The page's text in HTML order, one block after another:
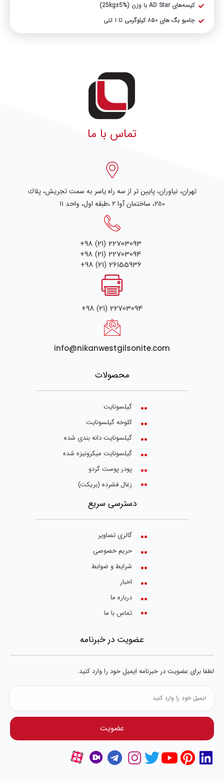
کیسه‌های AD Star با وزن (%5±25kg)
جامبو بگ های ۸۵۰ کیلوگرمی تا ۱ تنی
تماس با ما
تهران، نياوران، پایین تر از سه راه یاسر به سمت تجریش، پلاك
٢٥٠، ساختمان آوا ۲ ،طبقه اول، واحد ۱۱
+98 (21) 22703093
+98 (21) 22703094
+98 (21) 26155936
+98 (21) 22703094
info@nikanwestgilsonite.com
محصولات
گیلسونایت
کلوخه گیلسونایت
گیلسونایت دانه بندی شده
گیلسونایت میکرونیزه شده
پودر پوست گردو
زغال فشرده (بریکت)
دسترسی سریع
گالری تصاویر
حریم خصوصی
شرایط و ضوابط
اخبار
درباره ما
تماس با ما
عضویت در خبرنامه
لطفا برای عضویت در خبرنامه ایمیل خود را وارد کنید.
عضویت